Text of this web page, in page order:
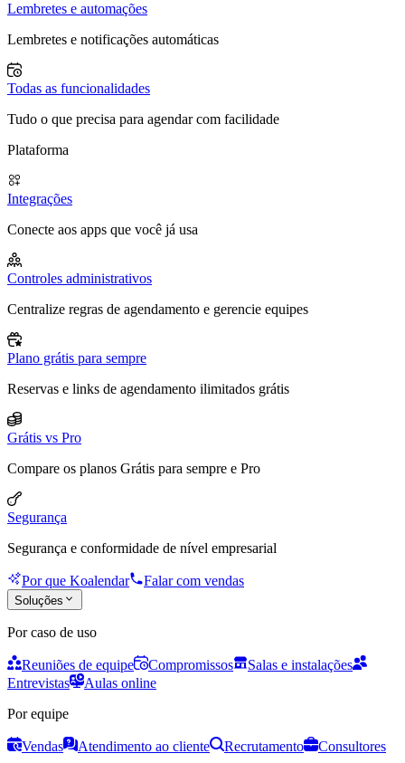
Lembretes e automações
Lembretes e notificações automáticas
Todas as funcionalidades
Tudo o que precisa para agendar com facilidade
Plataforma
Integrações
Conecte aos apps que você já usa
Controles administrativos
Centralize regras de agendamento e gerencie equipes
Plano grátis para sempre
Reservas e links de agendamento ilimitados grátis
Grátis vs Pro
Compare os planos Grátis para sempre e Pro
Segurança
Segurança e conformidade de nível empresarial
Por que Koalendar Falar com vendas
Soluções
Por caso de uso
Reuniões de equipe Compromissos
Salas e instalações
Entrevistas
Aulas online
Por equipe
Vendas Atendimento ao cliente Recrutamento
Consultores